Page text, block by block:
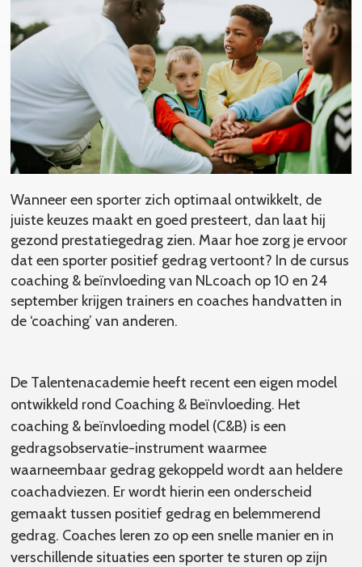
Wanneer een sporter zich optimaal ontwikkelt, de
juiste keuzes maakt en goed presteert, dan laat hij
gezond prestatiegedrag zien. Maar hoe zorg je ervoor
dat een sporter positief gedrag vertoont? In de cursus
coaching & beïnvloeding van NLcoach op 10 en 24
september krijgen trainers en coaches handvatten in
de ‘coaching’ van anderen.
De Talentenacademie heeft recent een eigen model
ontwikkeld rond Coaching & Beïnvloeding. Het
coaching & beïnvloeding model (C&B) is een
gedragsobservatie-instrument waarmee
waarneembaar gedrag gekoppeld wordt aan heldere
coachadviezen. Er wordt hierin een onderscheid
gemaakt tussen positief gedrag en belemmerend
gedrag. Coaches leren zo op een snelle manier en in
verschillende situaties een sporter te sturen op zijn